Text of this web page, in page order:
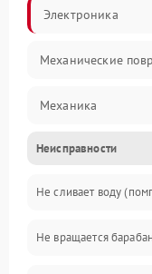
Электроника
Механические
Механика
Электропитание
Водоснабжение
Слив
Неисправности
Не сливает воду
Не вращается барабан